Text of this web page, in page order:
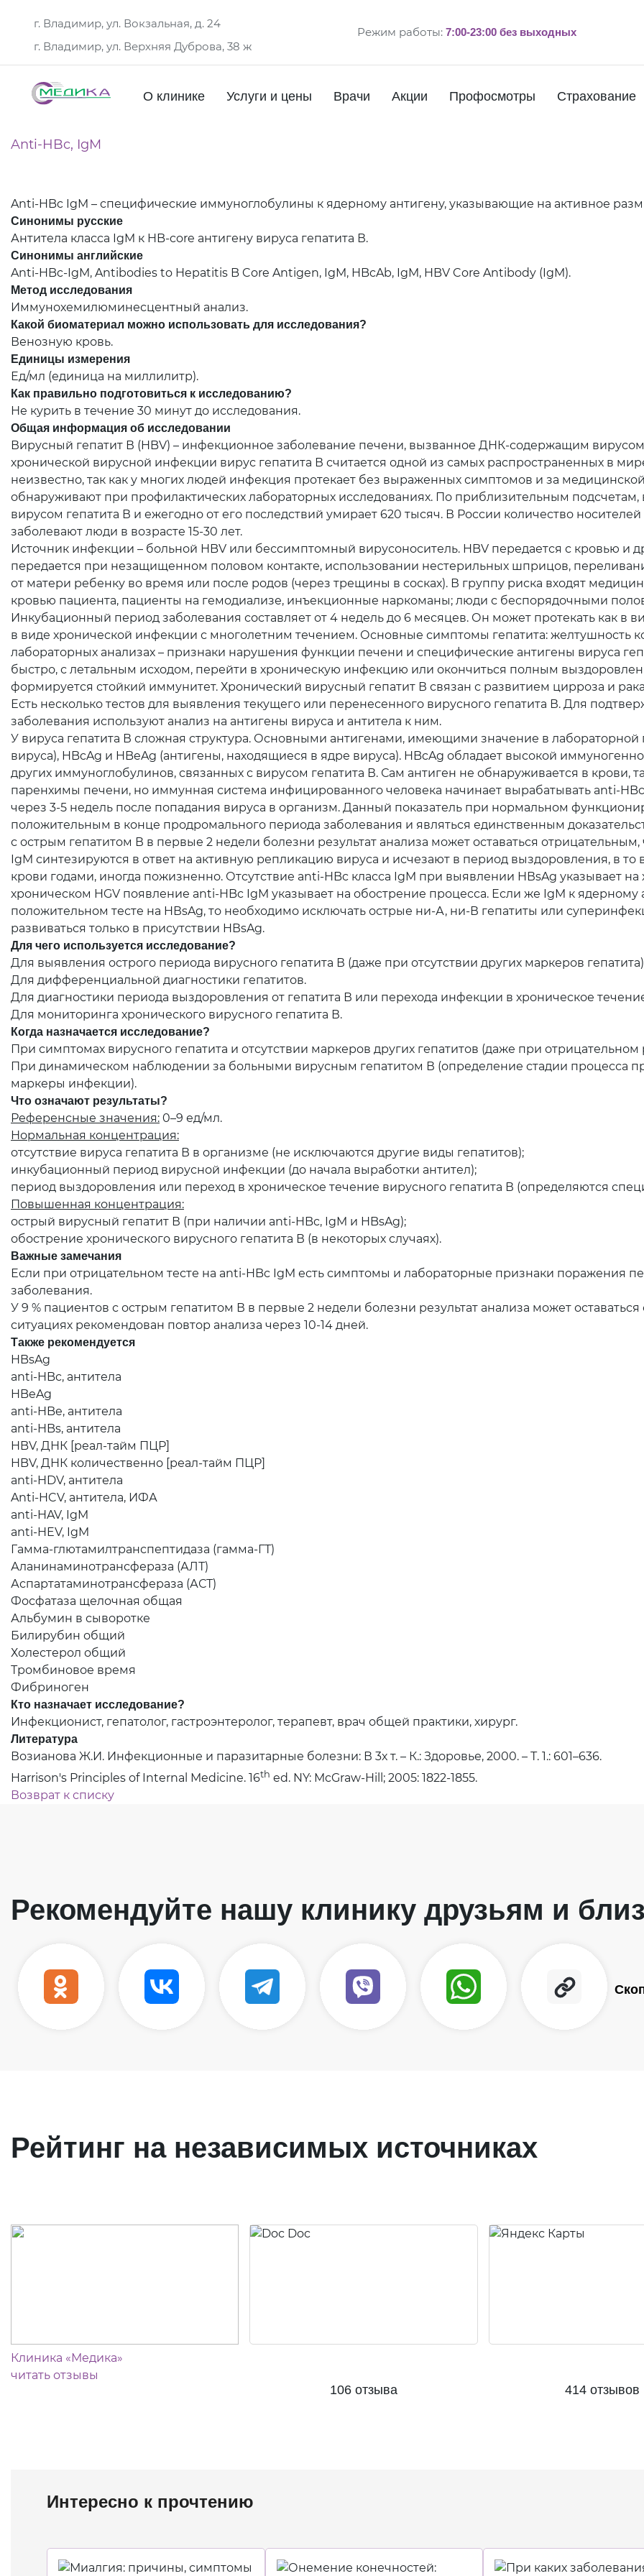
г. Владимир, ул. Вокзальная, д. 24
г. Владимир, ул. Верхняя Дуброва, 38 ж
Режим работы: 7:00-23:00 без выходных
О клинике Услуги и цены Врачи Акции Профосмотры Страхование
Anti-HBc, IgM
Anti-HBc IgM – специфические иммуноглобулины к ядерному антигену, указывающие на активное
Синонимы русские
Антитела класса IgM к HB-core антигену вируса гепатита В.
Синонимы английские
Anti-HBc-IgM, Antibodies to Hepatitis B Core Antigen, IgM, HBcAb, IgM, HBV Core Antibody (IgM).
Метод исследования
Иммунохемилюминесцентный анализ.
Какой биоматериал можно использовать для исследования?
Венозную кровь.
Единицы измерения
Ед/мл (единица на миллилитр).
Как правильно подготовиться к исследованию?
Не курить в течение 30 минут до исследования.
Общая информация об исследовании
Вирусный гепатит В (HBV) – инфекционное заболевание печени, вызванное ДНК-содержащим вирусом
хронической вирусной инфекции вирус гепатита В считается одной из самых распространенных в
неизвестно, так как у многих людей инфекция протекает без выраженных симптомов и за
обнаруживают при профилактических лабораторных исследованиях. По приблизительным
вирусом гепатита В и ежегодно от его последствий умирает 620 тысяч. В России количество
заболевают люди в возрасте 15-30 лет.
Источник инфекции – больной HBV или бессимптомный вирусоноситель. HBV передается с кровью и
передается при незащищенном половом контакте, использовании нестерильных шприцов,
от матери ребенку во время или после родов (через трещины в сосках). В группу риска входят
кровью пациента, пациенты на гемодиализе, инъекционные наркоманы; люди с беспорядочными
Инкубационный период заболевания составляет от 4 недель до 6 месяцев. Он может протекать как в
в виде хронической инфекции с многолетним течением. Основные симптомы гепатита: желтушность
лабораторных анализах – признаки нарушения функции печени и специфические антигены вируса
быстро, с летальным исходом, перейти в хроническую инфекцию или окончиться полным
формируется стойкий иммунитет. Хронический вирусный гепатит В связан с развитием цирроза и
Есть несколько тестов для выявления текущего или перенесенного вирусного гепатита В. Для
заболевания используют анализ на антигены вируса и антитела к ним.
У вируса гепатита В сложная структура. Основными антигенами, имеющими значение в лабораторной
вируса), HBcAg и HBeAg (антигены, находящиеся в ядре вируса). HBcAg обладает высокой
других иммуноглобулинов, связанных с вирусом гепатита В. Сам антиген не обнаруживается в крови,
паренхимы печени, но иммунная система инфицированного человека начинает вырабатывать anti-
через 3-5 недель после попадания вируса в организм. Данный показатель при нормальном
положительным в конце продромального периода заболевания и являться единственным
с острым гепатитом В в первые 2 недели болезни результат анализа может оставаться
IgM синтезируются в ответ на активную репликацию вируса и исчезают в период выздоровления, в то
крови годами, иногда пожизненно. Отсутствие anti-HBc класса IgM при выявлении HВsAg указывает
хроническом HGV появление anti-HBc IgM указывает на обострение процесса. Если же IgM к
положительном тесте на HВsAg, то необходимо исключать острые ни-А, ни-В гепатиты или
развиваться только в присутствии HВsAg.
Для чего используется исследование?
Для выявления острого периода вирусного гепатита В (даже при отсутствии других маркеров
Для дифференциальной диагностики гепатитов.
Для диагностики периода выздоровления от гепатита В или перехода инфекции в хроническое
Для мониторинга хронического вирусного гепатита В.
Когда назначается исследование?
При симптомах вирусного гепатита и отсутствии маркеров других гепатитов (даже при отрицательном
При динамическом наблюдении за больными вирусным гепатитом В (определение стадии процесса
маркеры инфекции).
Что означают результаты?
Референсные значения: 0–9 ед/мл.
Нормальная концентрация:
отсутствие вируса гепатита В в организме (не исключаются другие виды гепатитов);
инкубационный период вирусной инфекции (до начала выработки антител);
период выздоровления или переход в хроническое течение вирусного гепатита В (определяются
Повышенная концентрация:
острый вирусный гепатит В (при наличии anti-HBc, IgM и HBsAg);
обострение хронического вирусного гепатита В (в некоторых случаях).
Важные замечания
Если при отрицательном тесте на anti-HBc IgM есть симптомы и лабораторные признаки поражения
заболевания.
У 9 % пациентов с острым гепатитом В в первые 2 недели болезни результат анализа может
ситуациях рекомендован повтор анализа через 10-14 дней.
Также рекомендуется
HBsAg
anti-HBc, антитела
HBeAg
anti-HBe, антитела
anti-HBs, антитела
HBV, ДНК [реал-тайм ПЦР]
HBV, ДНК количественно [реал-тайм ПЦР]
anti-HDV, антитела
Anti-HCV, антитела, ИФА
anti-HAV, IgM
anti-HEV, IgM
Гамма-глютамилтранспептидаза (гамма-ГТ)
Аланинаминотрансфераза (АЛТ)
Аспартатаминотрансфераза (АСТ)
Фосфатаза щелочная общая
Альбумин в сыворотке
Билирубин общий
Холестерол общий
Тромбиновое время
Фибриноген
Кто назначает исследование?
Инфекционист, гепатолог, гастроэнтеролог, терапевт, врач общей практики, хирург.
Литература
Возианова Ж.И. Инфекционные и паразитарные болезни: В 3х т. – К.: Здоровье, 2000. – Т. 1.: 601–636.
Harrison's Principles of Internal Medicine. 16th ed. NY: McGraw-Hill; 2005: 1822-1855.
Возврат к списку
Рекомендуйте нашу клинику друзьям и
Рейтинг на независимых источниках
Клиника «Медика»
читать отзывы
106 отзыва 414 отзывов
Интересно к прочтению